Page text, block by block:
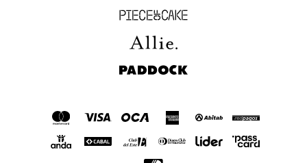
Piece of Cake
Allie
Paddock